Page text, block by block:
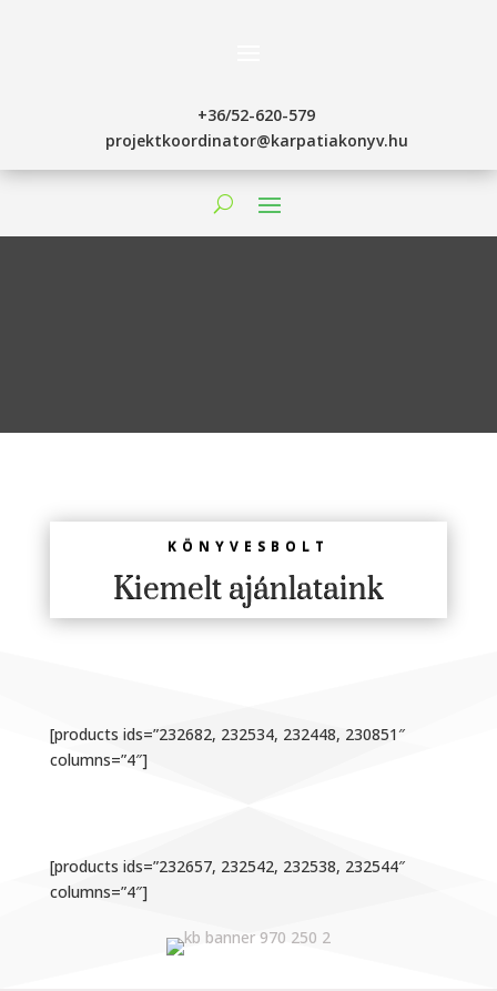
+36/52-620-579
projektkoordinator@karpatiakonyv.hu
KÖNYVESBOLT
Kiemelt ajánlataink
[products ids=”232682, 232534, 232448, 230851″
columns=”4″]
[products ids=”232657, 232542, 232538, 232544″
columns=”4″]